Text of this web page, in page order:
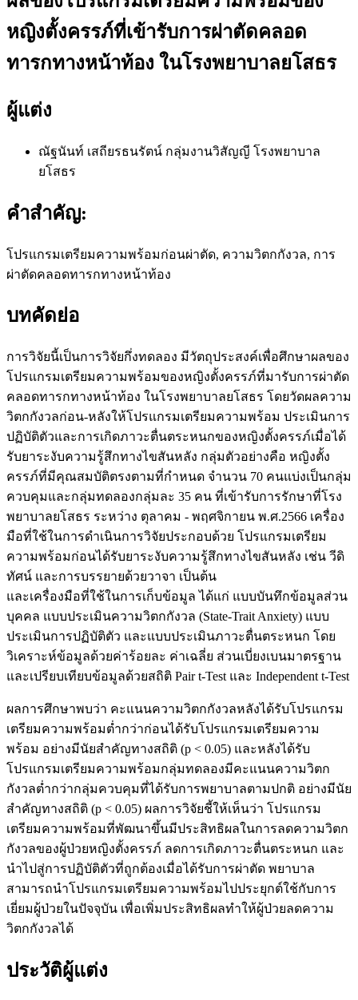
หญิงตั้งครรภ์ที่เข้ารับการผ่าตัดคลอด
ทารกทางหน้าท้อง ในโรงพยาบาลยโสธร
ผู้แต่ง
ณัฐนันท์ เสถียรธนรัตน์ กลุ่มงานวิสัญญี โรงพยาบาล
ยโสธร
คำสำคัญ:
โปรแกรมเตรียมความพร้อมก่อนผ่าตัด, ความวิตกกังวล, การ
ผ่าตัดคลอดทารกทางหน้าท้อง
บทคัดย่อ
การวิจัยนี้เป็นการวิจัยกึ่งทดลอง มีวัตถุประสงค์เพื่อศึกษาผลของ
โปรแกรมเตรียมความพร้อมของหญิงตั้งครรภ์ที่มารับการผ่าตัด
คลอดทารกทางหน้าท้อง ในโรงพยาบาลยโสธร โดยวัดผลความ
วิตกกังวลก่อน-หลังให้โปรแกรมเตรียมความพร้อม ประเมินการ
ปฏิบัติตัวและการเกิดภาวะตื่นตระหนกของหญิงตั้งครรภ์เมื่อได้
รับยาระงับความรู้สึกทางไขสันหลัง กลุ่มตัวอย่างคือ หญิงตั้ง
ครรภ์ที่มีคุณสมบัติตรงตามที่กำหนด จำนวน 70 คนแบ่งเป็นกลุ่ม
ควบคุมและกลุ่มทดลองกลุ่มละ 35 คน ที่เข้ารับการรักษาที่โรง
พยาบาลยโสธร ระหว่าง ตุลาคม - พฤศจิกายน พ.ศ.2566 เครื่อง
มือที่ใช้ในการดำเนินการวิจัยประกอบด้วย โปรแกรมเตรียม
ความพร้อมก่อนได้รับยาระงับความรู้สึกทางไขสันหลัง เช่น วีดิ
ทัศน์ และการบรรยายด้วยวาจา เป็นต้น
และเครื่องมือที่ใช้ในการเก็บข้อมูล ได้แก่ แบบบันทึกข้อมูลส่วน
บุคคล แบบประเมินความวิตกกังวล (State-Trait Anxiety) แบบ
ประเมินการปฏิบัติตัว และแบบประเมินภาวะตื่นตระหนก โดย
วิเคราะห์ข้อมูลด้วยค่าร้อยละ ค่าเฉลี่ย ส่วนเบี่ยงเบนมาตรฐาน
และเปรียบเทียบข้อมูลด้วยสถิติ Pair t-Test และ Independent t-Test
ผลการศึกษาพบว่า คะแนนความวิตกกังวลหลังได้รับโปรแกรม
เตรียมความพร้อมต่ำกว่าก่อนได้รับโปรแกรมเตรียมความ
พร้อม อย่างมีนัยสำคัญทางสถิติ (p < 0.05) และหลังได้รับ
โปรแกรมเตรียมความพร้อมกลุ่มทดลองมีคะแนนความวิตก
กังวลต่ำกว่ากลุ่มควบคุมที่ได้รับการพยาบาลตามปกติ อย่างมีนัย
สำคัญทางสถิติ (p < 0.05) ผลการวิจัยชี้ให้เห็นว่า โปรแกรม
เตรียมความพร้อมที่พัฒนาขึ้นมีประสิทธิผลในการลดความวิตก
กังวลของผู้ป่วยหญิงตั้งครรภ์ ลดการเกิดภาวะตื่นตระหนก และ
นำไปสู่การปฏิบัติตัวที่ถูกต้องเมื่อได้รับการผ่าตัด พยาบาล
สามารถนำโปรแกรมเตรียมความพร้อมไปประยุกต์ใช้กับการ
เยี่ยมผู้ป่วยในปัจจุบัน เพื่อเพิ่มประสิทธิผลทำให้ผู้ป่วยลดความ
วิตกกังวลได้
ประวัติผู้แต่ง